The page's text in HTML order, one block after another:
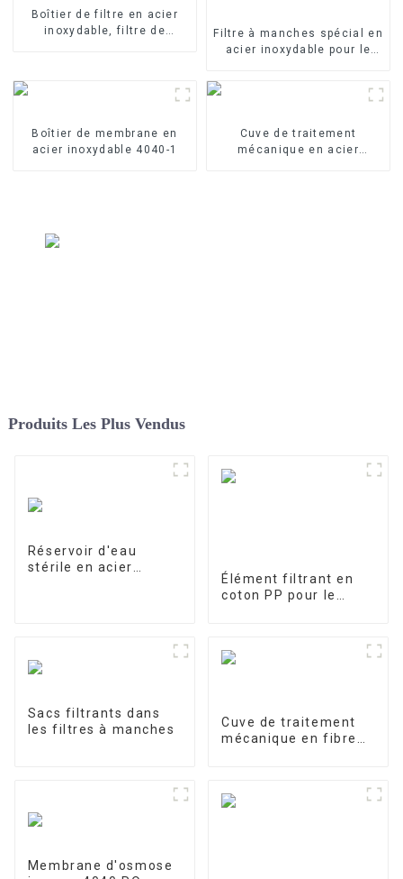
Boîtier de filtre en acier
inoxydable, filtre de
Filtre à manches spécial en
acier inoxydable pour le
Boîtier de membrane en
acier inoxydable 4040-1
Cuve de traitement
mécanique en acier
Produits Les Plus Vendus
Réservoir d'eau
stérile en acier
Élément filtrant en
coton PP pour le
soufflé
Sacs filtrants dans
les filtres à manches
Cuve de traitement
mécanique en fibre
Membrane d'osmose